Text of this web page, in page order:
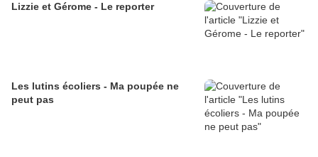
Lizzie et Gérome - Le reporter
Les lutins écoliers - Ma poupée ne
peut pas